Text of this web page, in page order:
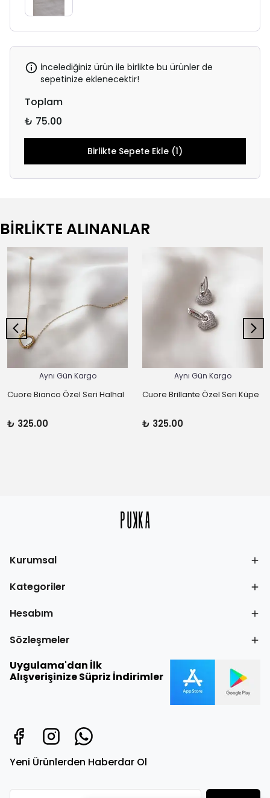
İncelediğiniz ürün ile birlikte bu ürünler de
sepetinize eklenecektir!
Toplam
₺ 75.00
Birlikte Sepete Ekle (1)
BİRLİKTE ALINANLAR
Aynı Gün Kargo
Cuore Bianco Özel Seri Halhal
₺ 325.00
Aynı Gün Kargo
Cuore Brillante Özel Seri Küpe
₺ 325.00
Kurumsal
Kategoriler
Hesabım
Sözleşmeler
Uygulama'dan İlk
Alışverişinize Süpriz İndirimler
Yeni Ürünlerden Haberdar Ol